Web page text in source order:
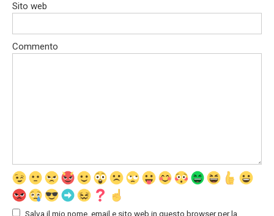
Sito web
Commento
Salva il mio nome, email e sito web in questo browser per la